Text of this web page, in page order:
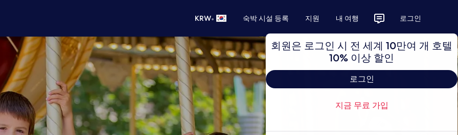
KRW• 숙박 시설 등록 지원 내 여행 로그인
회원은 로그인 시 전 세계 10만여 개 호텔
10% 이상 할인
로그인
지금 무료 가입